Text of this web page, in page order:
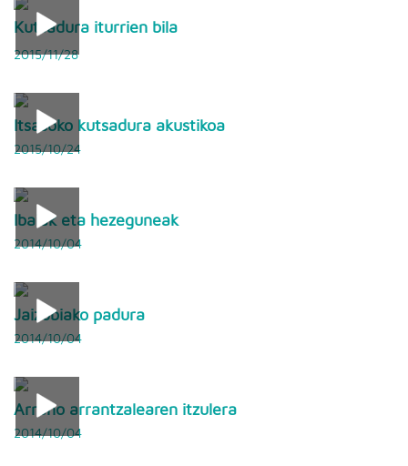
Kutsadura iturrien bila
2015/11/28
Itsasoko kutsadura akustikoa
2015/10/24
Ibaiak eta hezeguneak
2014/10/04
Jaizubiako padura
2014/10/04
Arrano arrantzalearen itzulera
2014/10/04